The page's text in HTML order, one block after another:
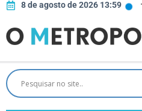
8 de agosto de 2026 13:59